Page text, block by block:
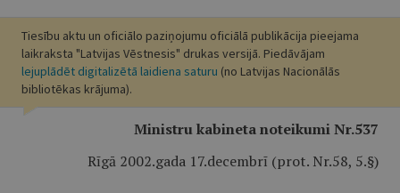
Tiesību aktu un oficiālo paziņojumu oficiālā publikācija pieejama
laikraksta "Latvijas Vēstnesis" drukas versijā. Piedāvājam
lejuplādēt digitalizētā laidiena saturu (no Latvijas Nacionālās
bibliotēkas krājuma).
Ministru kabineta noteikumi Nr.537
Rīgā 2002.gada 17.decembrī (prot. Nr.58, 5.§)